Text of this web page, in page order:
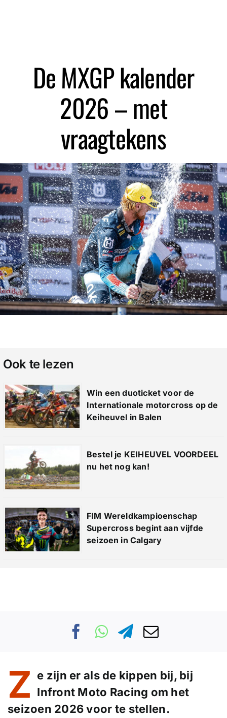
De MXGP kalender
2026 – met
vraagtekens
Ook te lezen
Win een duoticket voor de
Internationale motorcross op de
Keiheuvel in Balen
Bestel je KEIHEUVEL VOORDEEL
nu het nog kan!
FIM Wereldkampioenschap
Supercross begint aan vijfde
seizoen in Calgary
Z e zijn er als de kippen bij, bij
Infront Moto Racing om het
seizoen 2026 voor te stellen.